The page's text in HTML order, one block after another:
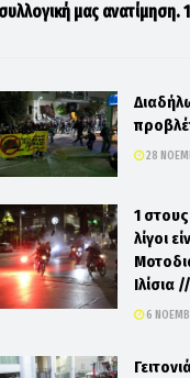
συλλογική μας ανατίμηση.
28
1
λίγοι
Ιλίσια
6